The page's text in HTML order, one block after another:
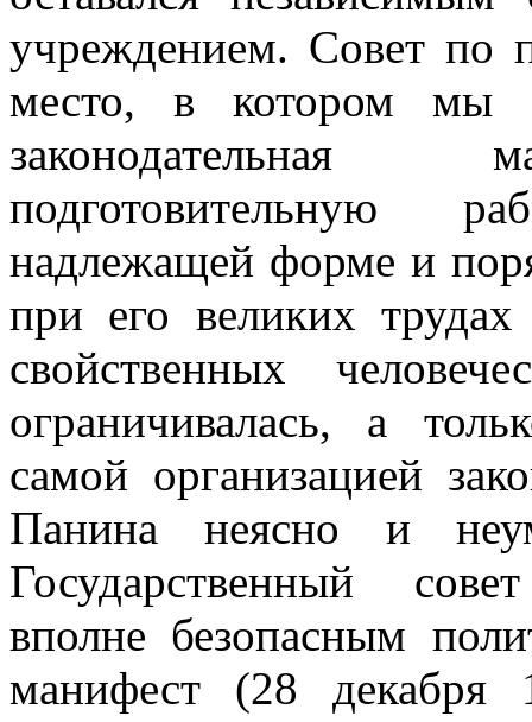
учреждением. Совет по
место, в котором мы
законодательная
подготовительную
надлежащей форме и
при его великих
свойственных
ограничивалась, а
самой организацией
Панина неясно и
Государственный
вполне безопасным
манифест (28 декабря